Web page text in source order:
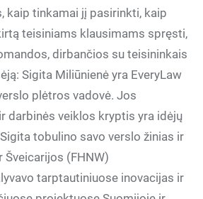
kaip tinkamai jį pasirinkti, kaip
teisiniams klausimams spręsti,
dirbančios su teisininkais
Sigita Miliūnienė yra EveryLaw
plėtros vadovė. Jos
darbinės veiklos kryptis yra idėjų
tobulino savo verslo žinias ir
(FHNW)
tarptautiniuose inovacijas ir